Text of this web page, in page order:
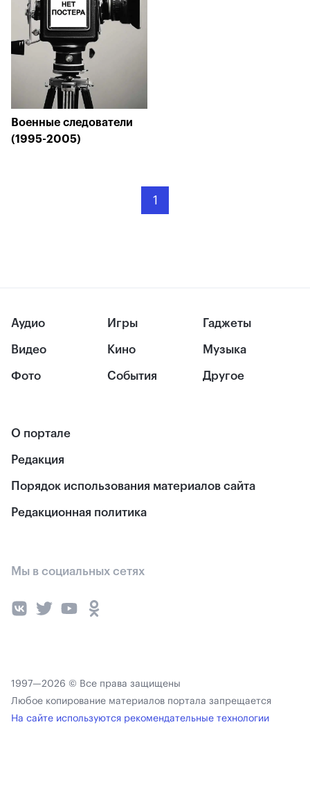
Военные следователи
(1995-2005)
1
Аудио
Видео
Фото
Игры
Кино
События
Гаджеты
Музыка
Другое
О портале
Редакция
Порядок использования материалов сайта
Редакционная политика
Мы в социальных сетях
1997—2026 © Все права защищены
Любое копирование материалов портала запрещается
На сайте используются рекомендательные технологии